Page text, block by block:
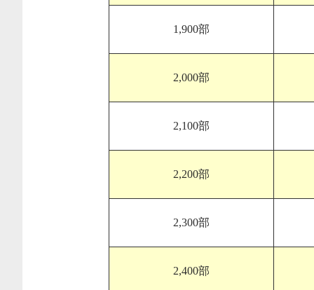
1,900部
2,000部
2,100部
2,200部
2,300部
2,400部